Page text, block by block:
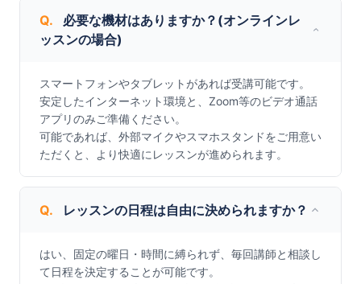
Q.
必要な機材はありますか？(オンラインレ
ッスンの場合)
スマートフォンやタブレットがあれば受講可能です。
安定したインターネット環境と、Zoom等のビデオ通話
アプリのみご準備ください。
可能であれば、外部マイクやスマホスタンドをご用意い
ただくと、より快適にレッスンが進められます。
Q. レッスンの日程は自由に決められますか？
はい、固定の曜日・時間に縛られず、毎回講師と相談し
て日程を決定することが可能です。